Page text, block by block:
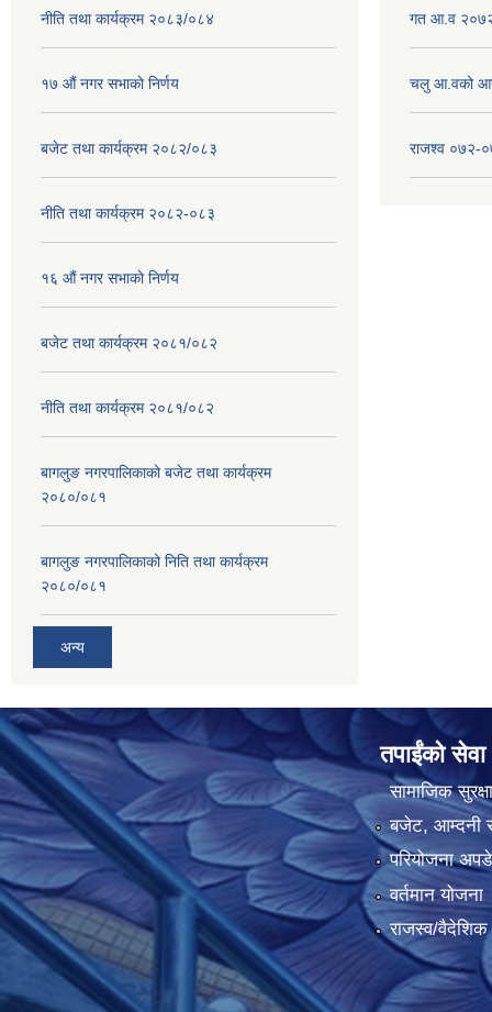
नीति तथा कार्यक्रम २०८३/०८४
१७ ‌‍औं नगर सभाकाे निर्णय
बजेट तथा कार्यक्रम २०८२/०८३
नीति तथा कार्यक्रम २०८२-०८३
१६ ‌औं नगर सभाकाे निर्णय
बजेट तथा कार्यक्रम २०८१/०८२
नीति तथा कार्यक्रम २०८१/०८२
बागलुङ नगरपालिकाको बजेट तथा कार्यक्रम
२०८०/०८१
बागलुङ नगरपालिकाको निति तथा कार्यक्रम
२०८०/०८१
अन्य
गत आ.व
चलु आ.वको
राजश्व ०७२-
तपाईंको सेवा
सामाजिक सुरक्षा
बजेट, आम्दनी
परियोजना
वर्तमान योजना
राजस्व/वैदेशिक